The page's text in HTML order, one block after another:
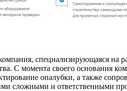
специализирующаяся на
С момента своего основания
опалубки, а также
сложными и ответственными